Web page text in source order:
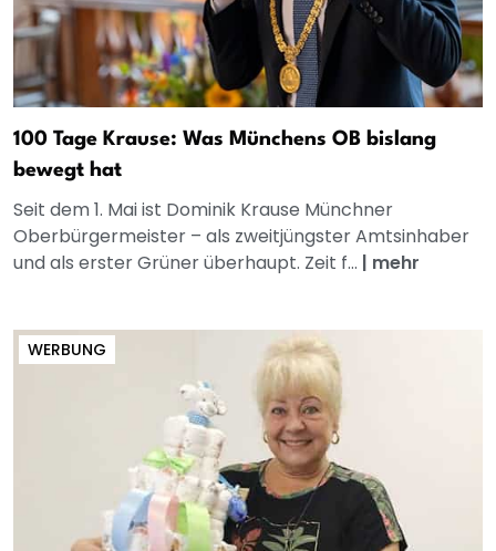
100 Tage Krause: Was Münchens OB bislang
bewegt hat
Seit dem 1. Mai ist Dominik Krause Münchner
Oberbürgermeister – als zweitjüngster Amtsinhaber
und als erster Grüner überhaupt. Zeit f... | mehr
WERBUNG